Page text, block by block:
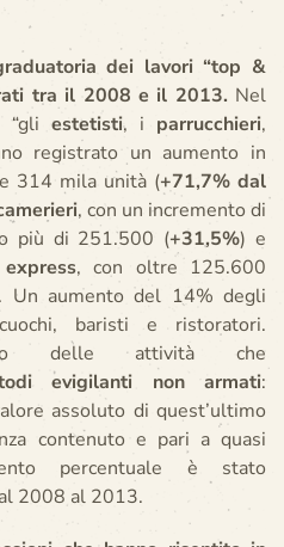
dei lavori “top &
tra il 2008 e il 2013. Nel
“gli estetisti, i parrucchieri,
registrato un aumento in
314 mila unità (+71,7% dal
, con un incremento di
più di 251.500 (+31,5%) e
, con oltre 125.600
Un aumento del 14% degli
baristi e ristoratori.
delle attività che
evigilanti non armati:
assoluto di quest’ultimo
contenuto e pari a quasi
percentuale è stato
2008 al 2013.